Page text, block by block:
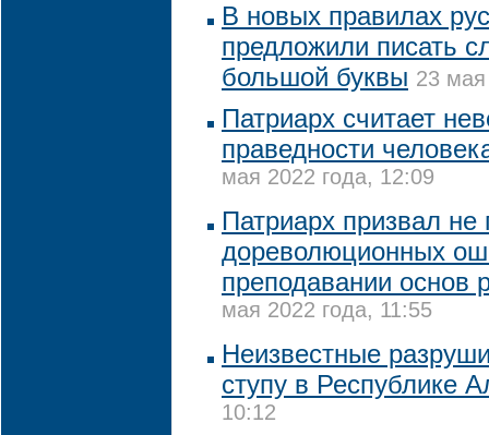
В новых правилах
предложили писать
большой буквы 23 мая
Патриарх считает
праведности
мая 2022 года, 12:09
Патриарх призвал не
дореволюционных
преподавании основ
мая 2022 года, 11:55
Неизвестные
ступу в Республике
10:12